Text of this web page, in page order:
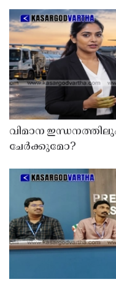
വിമാന
ചേർക്കുമോ?